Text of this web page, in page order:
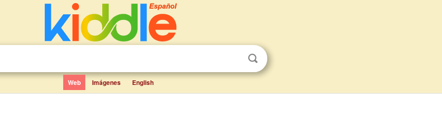
Web Imágenes English